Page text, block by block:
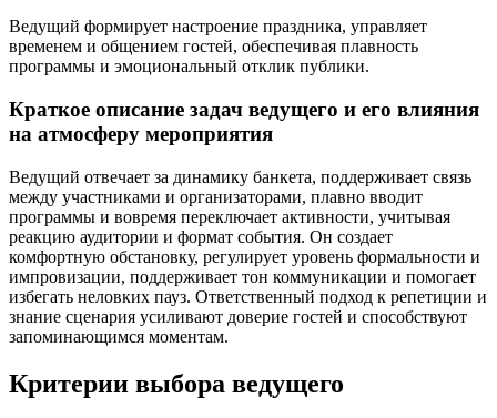
Ведущий формирует настроение праздника, управляет
временем и общением гостей, обеспечивая плавность
программы и эмоциональный отклик публики.
Краткое описание задач ведущего и его влияния
на атмосферу мероприятия
Ведущий отвечает за динамику банкета, поддерживает связь
между участниками и организаторами, плавно вводит
программы и вовремя переключает активности, учитывая
реакцию аудитории и формат события. Он создает
комфортную обстановку, регулирует уровень формальности и
импровизации, поддерживает тон коммуникации и помогает
избегать неловких пауз. Ответственный подход к репетиции и
знание сценария усиливают доверие гостей и способствуют
запоминающимся моментам.
Критерии выбора ведущего